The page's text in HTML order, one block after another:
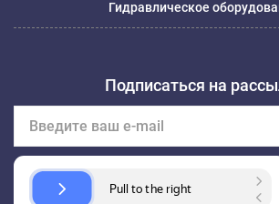
Гидравлическое
Подписаться на